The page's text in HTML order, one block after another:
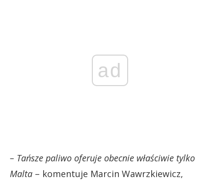
ad
– Tańsze paliwo oferuje obecnie właściwie tylko
Malta – komentuje Marcin Wawrzkiewicz,